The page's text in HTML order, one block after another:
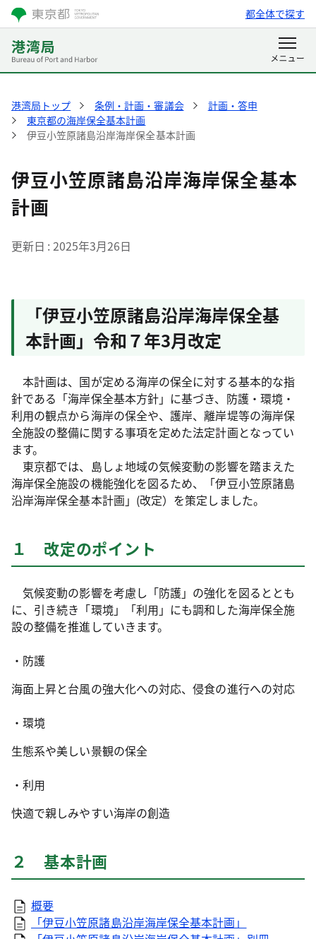
都全体で探す
港湾局トップ 条例・計画・審議会
計画・答申
東京都の海岸保全基本計画
伊豆小笠原諸島沿岸海岸保全基本計画
伊豆小笠原諸島沿岸海岸保全基本
計画
更新日 2025年3月26日
「伊豆小笠原諸島沿岸海岸保全基
本計画」令和７年3月改定
本計画は、国が定める海岸の保全に対する基本的な指
針である「海岸保全基本方針」に基づき、防護・環境・
利用の観点から海岸の保全や、護岸、離岸堤等の海岸保
全施設の整備に関する事項を定めた法定計画となってい
ます。
東京都では、島しょ地域の気候変動の影響を踏まえた
海岸保全施設の機能強化を図るため、「伊豆小笠原諸島
沿岸海岸保全基本計画」(改定）を策定しました。
１ 改定のポイント
気候変動の影響を考慮し「防護」の強化を図るととも
に、引き続き「環境」「利用」にも調和した海岸保全施
設の整備を推進していきます。
・防護
海面上昇と台風の強大化への対応、侵食の進行への対応
・環境
生態系や美しい景観の保全
・利用
快適で親しみやすい海岸の創造
２ 基本計画
概要
「伊豆小笠原諸島沿岸海岸保全基本計画」